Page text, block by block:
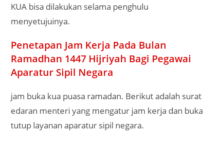
KUA bisa dilakukan selama penghulu
menyetujuinya.
Penetapan Jam Kerja Pada Bulan
Ramadhan 1447 Hijriyah Bagi Pegawai
Aparatur Sipil Negara
jam buka kua puasa ramadan. Berikut adalah surat
edaran menteri yang mengatur jam kerja dan buka
tutup layanan aparatur sipil negara.